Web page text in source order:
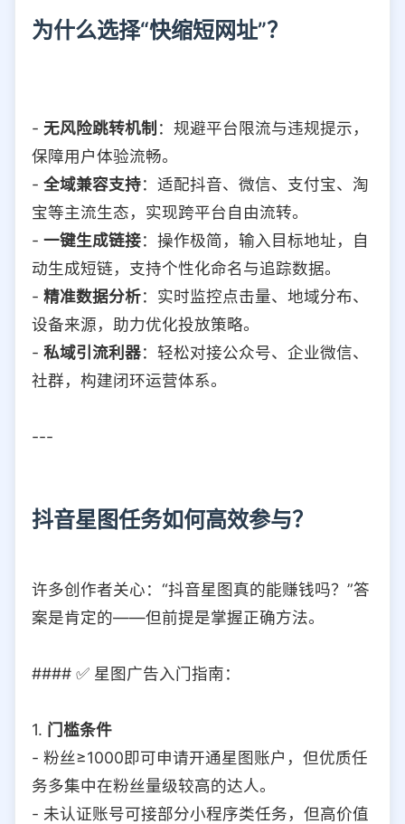
为什么选择“快缩短网址”？
- 无风险跳转机制 ：规避平台限流与违规提示，
保障用户体验流畅。
- 全域兼容支持：适配抖音、微信、支付宝、淘
宝等主流生态，实现跨平台自由流转。
- 一键生成链接：操作极简，输入目标地址，自
动生成短链，支持个性化命名与追踪数据。
- 精准数据分析：实时监控点击量、地域分布、
设备来源，助力优化投放策略。
- 私域引流利器：轻松对接公众号、企业微信、
社群，构建闭环运营体系。
---
抖音星图任务如何高效参与？
许多创作者关心：“抖音星图真的能赚钱吗？”答
案是肯定的——但前提是掌握正确方法。
#### ✅ 星图广告入门指南：
1. 门槛条件
- 粉丝≥1000即可申请开通星图账户，但优质任
务多集中在粉丝量级较高的达人。
- 未认证账号可接部分小程序类任务，但高价值